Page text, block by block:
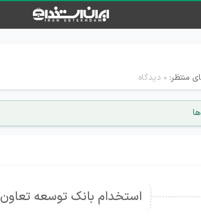
منتظر: ۰ دیدگاه
استخدام بانک توسعه تعاون